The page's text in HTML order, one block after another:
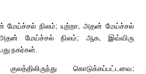
நிலம்; யுற்றா, அதன் மேய்ச்சல்
அதன் மேய்ச்சல் நிலம்; ஆக, இவ்விரு
நகர்கள்.
கொடுக்கப்பட்டவை;